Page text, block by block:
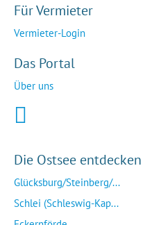
Für Vermieter
Vermieter-Login
Das Portal
Über uns
Die Ostsee entdecken
Glücksburg/Steinberg/...
Schlei (Schleswig-Kap...